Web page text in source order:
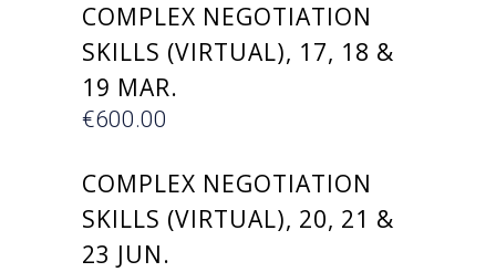
COMPLEX NEGOTIATION
SKILLS (VIRTUAL), 17, 18 &
19 MAR.
€600.00ΕΓΓΡΑΦΗ
COMPLEX NEGOTIATION
SKILLS (VIRTUAL), 20, 21 &
23 JUN.